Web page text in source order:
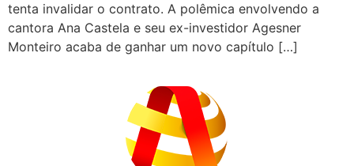
tenta invalidar o contrato. A polêmica envolvendo a
cantora Ana Castela e seu ex-investidor Agesner
Monteiro acaba de ganhar um novo capítulo […]